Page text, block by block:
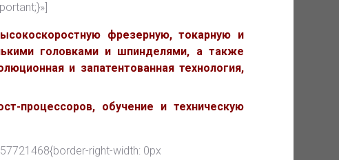
фрезерную, токарную и
головками и шпинделями, а также
и запатентованная технология,
процессоров, обучение и техническую
right-width: 0px